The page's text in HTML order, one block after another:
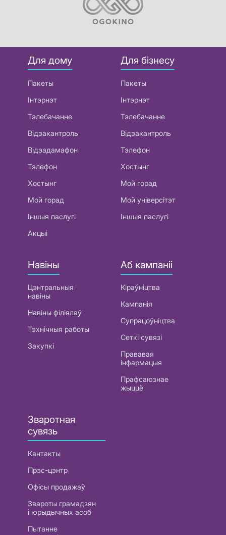
Для дому
Пакеты
Інтэрнэт
Тэлебачанне
Відэакантроль
Відэадамафон
Тэлефон
Хостынг
Мой горад
Іншыя паслугі
Акцыі
Для бізнесу
Пакеты
Інтэрнэт
Тэлебачанне
Відэакантроль
Тэлефон
Хостынг
Мой горад
Мой універсітэт
Іншыя паслугі
Навіны
Цэнтральныя
навіны
Навіны філіялаў
Тэхнічныя работы
Закупкі
Аб кампаніі
Кіраўніцтва
Кампанія
Супрацоўніцтва
Сеткі сувязі
Прававая
інфармацыя
Прафсаюзнае
жыццё
Зваротная
сувязь
Кантакты
Прэс-цэнтр
Офісы продажаў
Звароты грамадзян
і юрыдычных асоб
Пытанне